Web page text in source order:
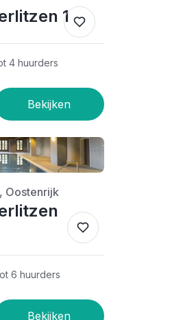
1
4 huurders
Oostenrijk
6 huurders